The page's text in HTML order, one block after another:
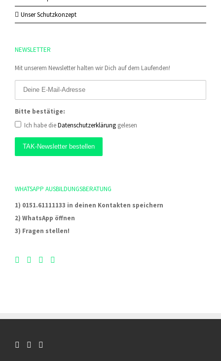
Unser Schutzkonzept
NEWSLETTER
Mit unserem Newsletter halten wir Dich auf dem Laufenden!
Bitte bestätige:
Ich habe dieDatenschutzerklärung gelesen
WHATSAPP AUSBILDUNGSBERATUNG
1) 0151.61111133 in deinen Kontakten speichern
2) WhatsApp öffnen
3) Fragen stellen!